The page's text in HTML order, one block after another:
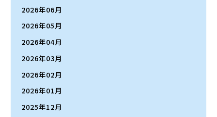
2026年06月
2026年05月
2026年04月
2026年03月
2026年02月
2026年01月
2025年12月